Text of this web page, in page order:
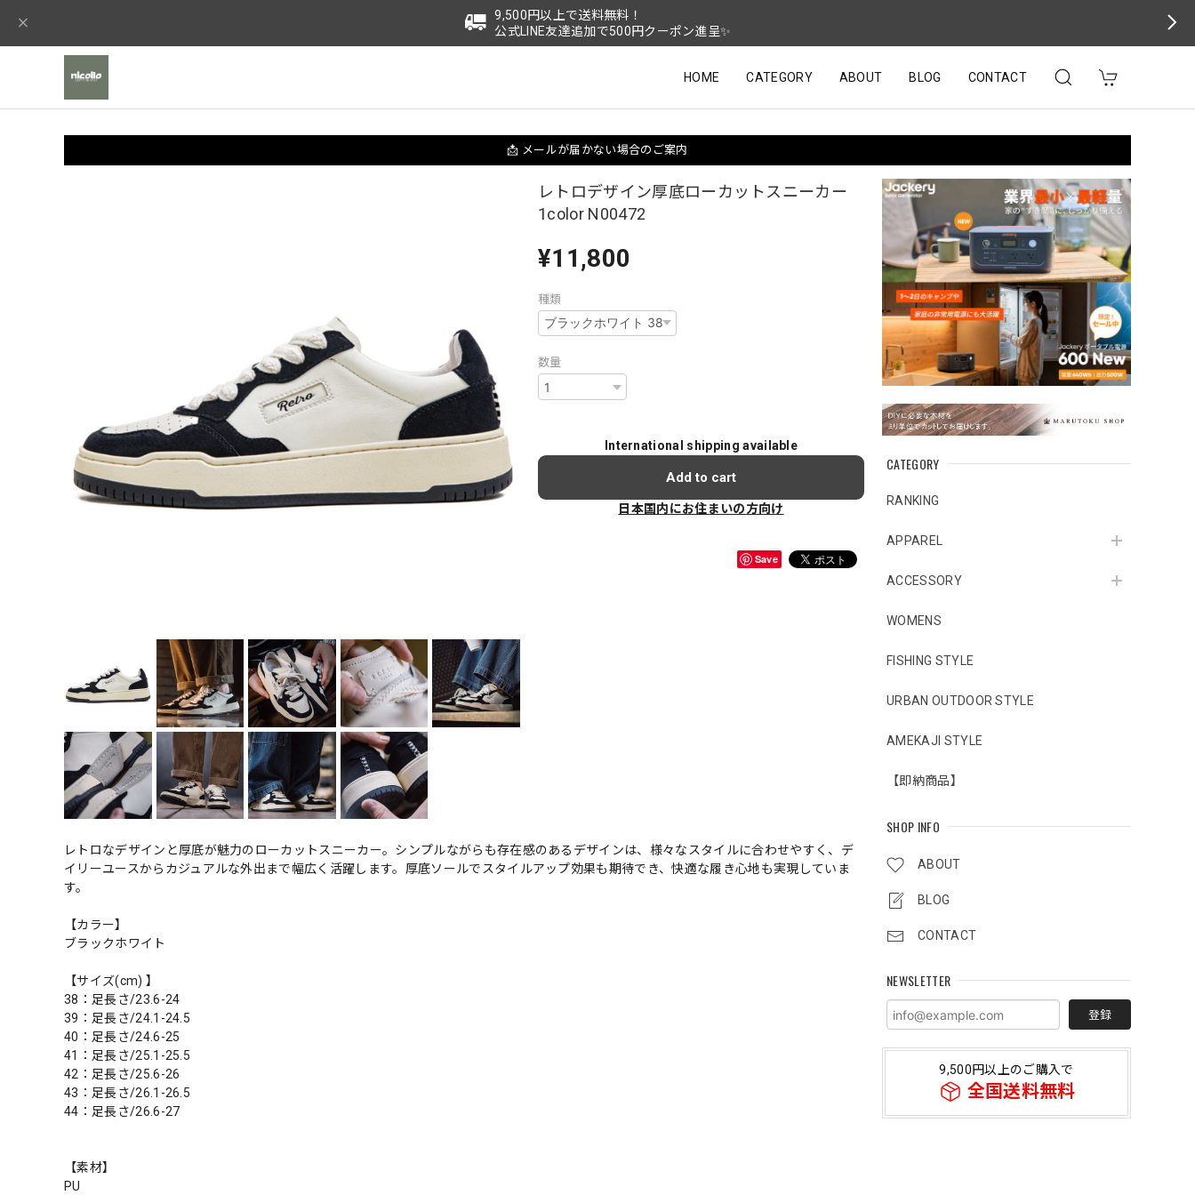
9,500円以上で送料無料！
公式LINE友達追加で500円クーポン進呈✨
HOME CATEGORY ABOUT BLOG CONTACT
📩 メールが届かない場合のご案内
CATEGORY
RANKING
APPAREL
ACCESSORY
WOMENS
FISHING STYLE
URBAN OUTDOOR STYLE
AMEKAJI STYLE
【即納商品】
SHOP INFO
ABOUT
BLOG
CONTACT
NEWSLETTER
登録
9,500円以上のご購入で
全国送料無料
レトロデザイン厚底ローカットスニーカー
1color N00472
¥11,800
種類
数量
International shipping available
Add to cart
日本国内にお住まいの方向け
Save
レトロなデザインと厚底が魅力のローカットスニーカー。シンプルながらも存在感のあるデザインは、様々なスタイルに合わせやすく、デ
イリーユースからカジュアルな外出まで幅広く活躍します。厚底ソールでスタイルアップ効果も期待でき、快適な履き心地も実現していま
す。
【カラー】
ブラックホワイト
【サイズ(cm) 】
38：足長さ/23.6-24
39：足長さ/24.1-24.5
40：足長さ/24.6-25
41：足長さ/25.1-25.5
42：足長さ/25.6-26
43：足長さ/26.1-26.5
44：足長さ/26.6-27
【素材】
PU